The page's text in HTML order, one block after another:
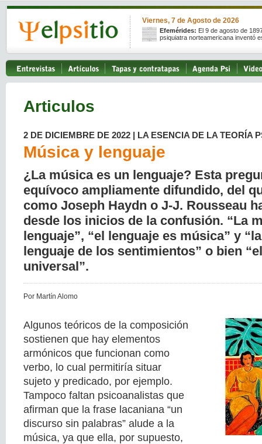
Viernes, 7 de Agosto de 2026
Efemérides: El 9 de agosto de
psiquiatra norteamericana inventó
Articulos
2 DE DICIEMBRE DE 2022 | LA ESENCIA DE LA TEORÍA
Música y lenguaje
¿La música es un lenguaje? Esta
equívoco ampliamente difundido, del
como Joseph Haydn o J-J. Rousseau
desde los inicios de la confusión. “La
lenguaje”, “el lenguaje es música” y
lenguaje de los sentimientos” o bien
universal”.
Por Martín Alomo
Algunos teóricos de la composición
sostienen que hay elementos
armónicos que funcionan como
verbo, lo cual permitiría situar
sujeto y predicado, por ejemplo.
Tampoco faltan psicoanalistas que
afirman que la frase lacaniana “un
discurso sin palabras” alude a la
música, ya que ella, por supuesto,